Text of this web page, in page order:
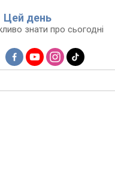
Цей день
знати про сьогодні